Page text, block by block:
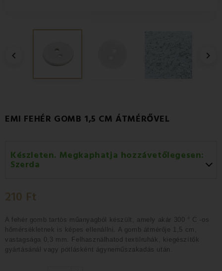
 
EMI FEHÉR GOMB 1,5 CM ÁTMÉRŐVEL
Készleten. Megkaphatja hozzávetőlegesen:
Szerda
Csütörtök 13.08
210 Ft
A fehér gomb tartós műanyagból készült, amely akár 300 °
C -os
hőmérsékletnek is képes ellenállni. A gomb átmérője 1,5 cm,
vastagsága 0,3 mm.
Felhasználhatod textilruhák, kiegészítők
gyártásánál vagy pótlásként ágyneműszakadás után.